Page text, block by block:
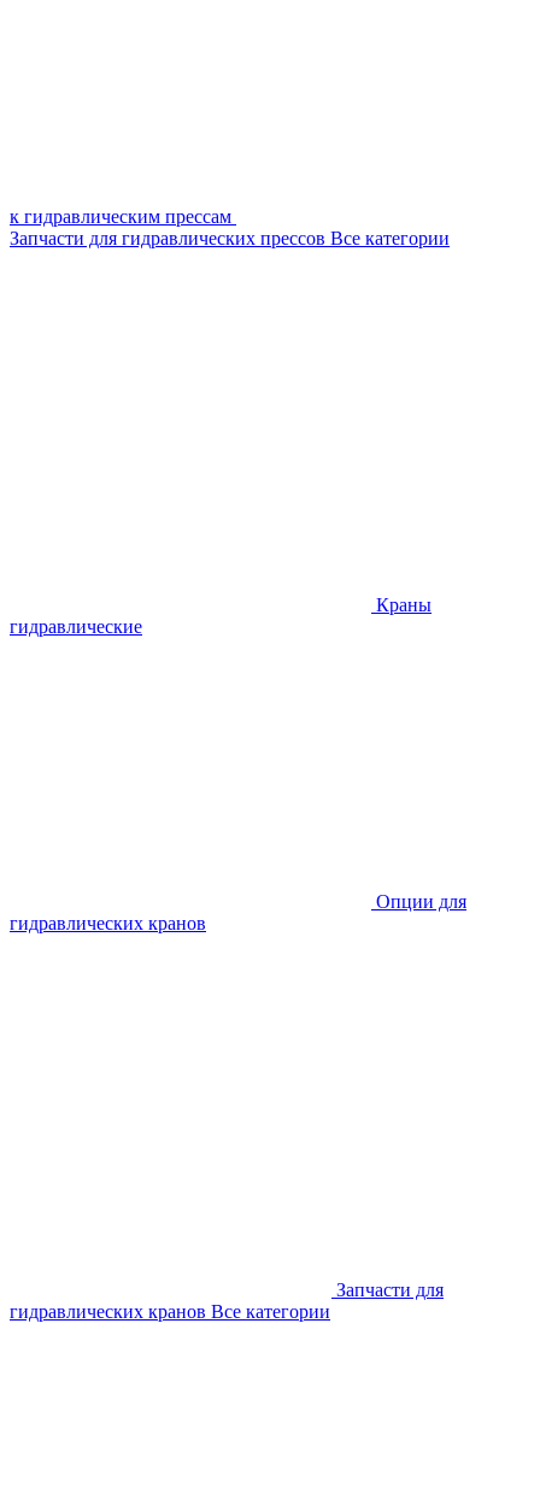
к гидравлическим прессам
Запчасти для гидравлических прессов Все категории
Краны
гидравлические
Опции для
гидравлических кранов
Запчасти для
гидравлических кранов Все категории